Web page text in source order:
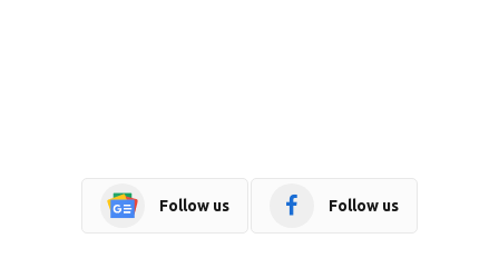
Follow us Follow us